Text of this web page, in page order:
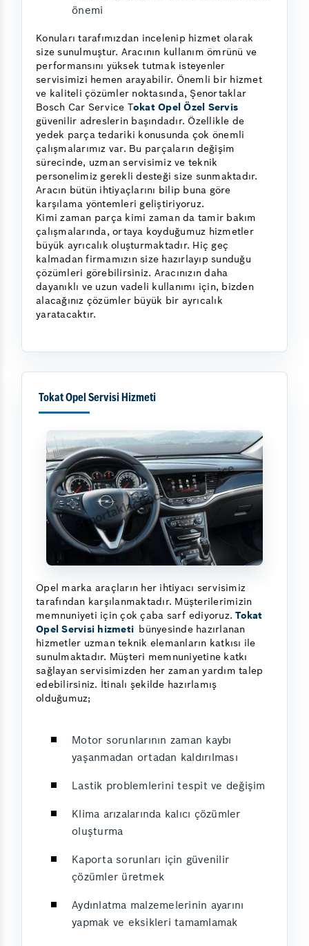
önemi
Konuları tarafımızdan incelenip hizmet olarak
size sunulmuştur. Aracının kullanım ömrünü ve
performansını yüksek tutmak isteyenler
servisimizi hemen arayabilir. Önemli bir hizmet
ve kaliteli çözümler noktasında, Şenortaklar
Bosch Car Service Tokat Opel Özel Servis
güvenilir adreslerin başındadır. Özellikle de
yedek parça tedariki konusunda çok önemli
çalışmalarımız var. Bu parçaların değişim
sürecinde, uzman servisimiz ve teknik
personelimiz gerekli desteği size sunmaktadır.
Aracın bütün ihtiyaçlarını bilip buna göre
karşılama yöntemleri geliştiriyoruz.
Kimi zaman parça kimi zaman da tamir bakım
çalışmalarında, ortaya koyduğumuz hizmetler
büyük ayrıcalık oluşturmaktadır. Hiç geç
kalmadan firmamızın size hazırlayıp sunduğu
çözümleri görebilirsiniz. Aracınızın daha
dayanıklı ve uzun vadeli kullanımı için, bizden
alacağınız çözümler büyük bir ayrıcalık
yaratacaktır.
Tokat Opel Servisi Hizmeti
Opel marka araçların her ihtiyacı servisimiz
tarafından karşılanmaktadır. Müşterilerimizin
memnuniyeti için çok çaba sarf ediyoruz.Tokat
Opel Servisi hizmeti bünyesinde hazırlanan
hizmetler uzman teknik elemanların katkısı ile
sunulmaktadır. Müşteri memnuniyetine katkı
sağlayan servisimizden her zaman yardım talep
edebilirsiniz. İtinalı şekilde hazırlamış
olduğumuz;
Motor sorunlarının zaman kaybı
yaşanmadan ortadan kaldırılması
Lastik problemlerini tespit ve değişim
Klima arızalarında kalıcı çözümler
oluşturma
Kaporta sorunları için güvenilir
çözümler üretmek
Aydınlatma malzemelerinin ayarını
yapmak ve eksikleri tamamlamak